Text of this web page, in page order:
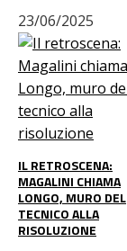
23/06/2025
IL RETROSCENA:
MAGALINI CHIAMA
LONGO, MURO DEL
TECNICO ALLA
RISOLUZIONE